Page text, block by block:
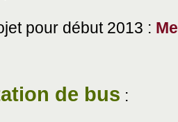
pour début 2013 :
de bus :